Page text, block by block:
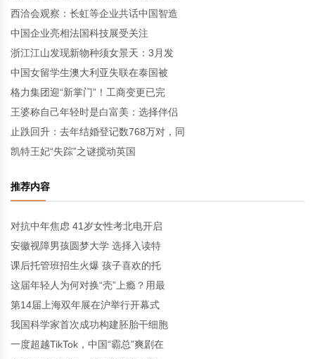
西洽会观察：长虹等企业共话中国智造
中国企业亮相法国科技展受关注
浙江江山发现新物种须女景天：3月发
中国女留学生澳大利亚失联在泰国被
格力集团迎“新掌门”！工商变更已完
王婆称自己年轻时是白富美：选择伴侣
止跌回升：去年结婚登记数768万对，同
凯特王妃“失踪”之谜搅动英国
推荐内容
对抗中年焦虑 41岁女性考北电开启
安徽视障男孩圆梦大学 选择入读特
课后托管班招生火爆 孩子喜欢的托
这届年轻人为何对换“壳”上瘾？用最
第14届上海双年展在沪举行开幕式
我国科学家首次成功构建胚胎干细胞
一度超越TikTok，中国“霸总”爽剧在